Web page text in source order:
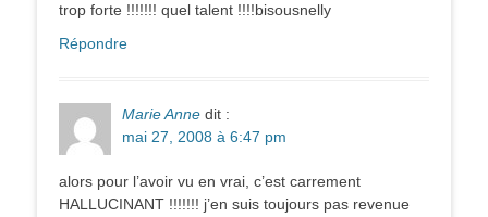
trop forte !!!!!!! quel talent !!!!bisousnelly
Répondre
Marie Anne dit :
mai 27, 2008 à 6:47 pm
alors pour l’avoir vu en vrai, c’est carrement
HALLUCINANT !!!!!!! j’en suis toujours pas revenue